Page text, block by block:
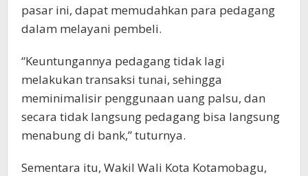
pasar ini, dapat memudahkan para pedagang
dalam melayani pembeli.
“Keuntungannya pedagang tidak lagi
melakukan transaksi tunai, sehingga
meminimalisir penggunaan uang palsu, dan
secara tidak langsung pedagang bisa langsung
menabung di bank,” tuturnya.
Sementara itu, Wakil Wali Kota Kotamobagu,